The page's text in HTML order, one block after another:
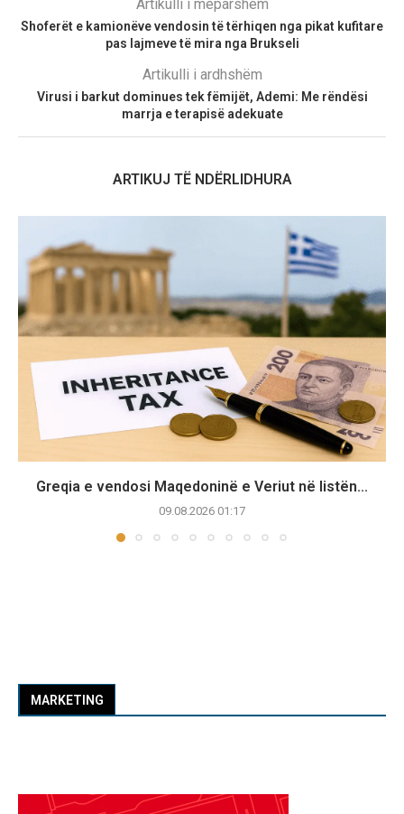
Artikulli i mëparshëm
Shoferët e kamionëve vendosin të tërhiqen nga pikat kufitare
pas lajmeve të mira nga Brukseli
Artikulli i ardhshëm
Virusi i barkut dominues tek fëmijët, Ademi: Me rëndësi
marrja e terapisë adekuate
ARTIKUJ TË NDËRLIDHURA
Greqia e vendosi Maqedoninë e Veriut në listën...
09.08.2026 01:17
MARKETING